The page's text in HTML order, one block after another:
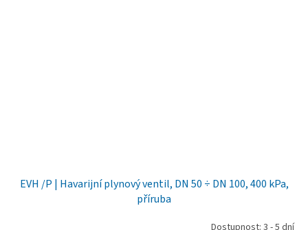
EVH /P | Havarijní plynový ventil, DN 50 ÷ DN 100, 400 kPa,
příruba
Dostupnost: 3 - 5 dní